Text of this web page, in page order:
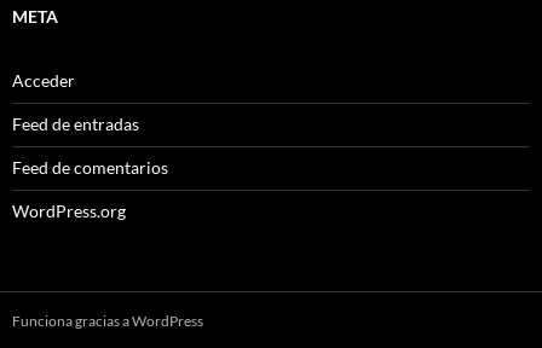
META
Acceder
Feed de entradas
Feed de comentarios
WordPress.org
Funciona gracias a WordPress